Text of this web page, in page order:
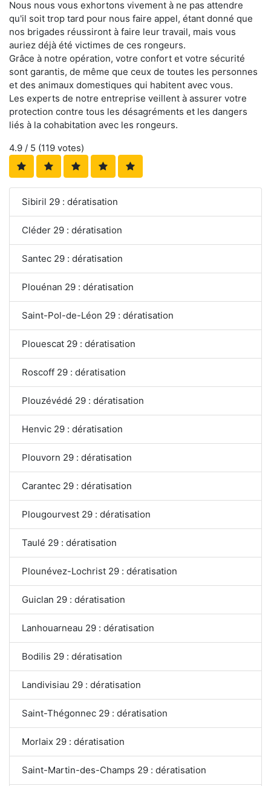
Nous nous vous exhortons vivement à ne pas attendre
qu'il soit trop tard pour nous faire appel, étant donné que
nos brigades réussiront à faire leur travail, mais vous
auriez déjà été victimes de ces rongeurs.
Grâce à notre opération, votre confort et votre sécurité
sont garantis, de même que ceux de toutes les personnes
et des animaux domestiques qui habitent avec vous.
Les experts de notre entreprise veillent à assurer votre
protection contre tous les désagréments et les dangers
liés à la cohabitation avec les rongeurs.
4.9 / 5 (119 votes)
Sibiril 29 : dératisation
Cléder 29 : dératisation
Santec 29 : dératisation
Plouénan 29 : dératisation
Saint-Pol-de-Léon 29 : dératisation
Plouescat 29 : dératisation
Roscoff 29 : dératisation
Plouzévédé 29 : dératisation
Henvic 29 : dératisation
Plouvorn 29 : dératisation
Carantec 29 : dératisation
Plougourvest 29 : dératisation
Taulé 29 : dératisation
Plounévez-Lochrist 29 : dératisation
Guiclan 29 : dératisation
Lanhouarneau 29 : dératisation
Bodilis 29 : dératisation
Landivisiau 29 : dératisation
Saint-Thégonnec 29 : dératisation
Morlaix 29 : dératisation
Saint-Martin-des-Champs 29 : dératisation